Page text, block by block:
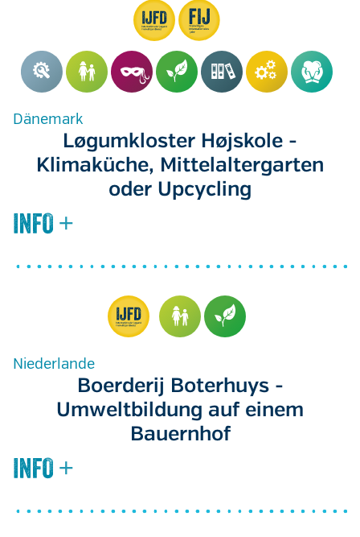
Dänemark
Løgumkloster Højskole -
Klimaküche, Mittelaltergarten
oder Upcycling
Niederlande
Boerderij Boterhuys -
Umweltbildung auf einem
Bauernhof